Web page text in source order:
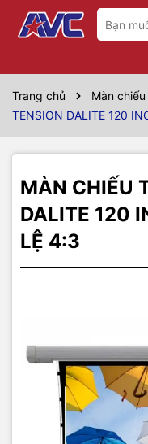
Trang chủ Màn
TENSION DALITE 120
MÀN CHIẾU
DALITE 120
LỆ 4:3
Thông số kỹ
Model
Hãng sản xuất
Kích thước
Vùng chiếu
Đường chéo tương
đương
Chất liệu vải màn
Độ dày vải màn